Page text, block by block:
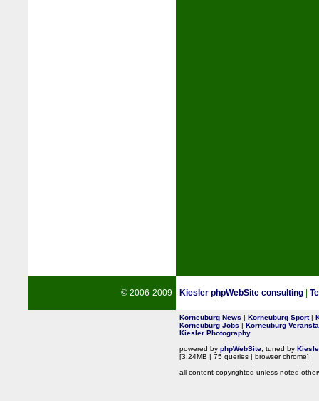
© 2006-2009 Kiesler phpWebSite consulting
Korneuburg News | Korneuburg Sport|
Korneuburg Jobs | Korneuburg
Kiesler Photography
powered by phpWebSite , tuned by
[3.24MB | 75 queries | browser chrome]
all content copyrighted unless noted